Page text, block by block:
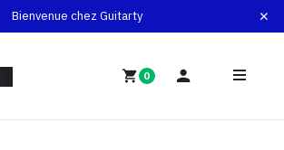
Bienvenue chez Guitarty
0